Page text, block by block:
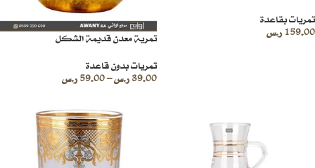
تمريات بقاعدة
159.00 ر.س
تمرية معدن قديمة الشكل
تمريات بدون قاعدة
39.00ر.س–
59.00ر.س